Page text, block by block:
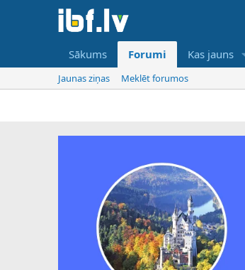
Sākums Forumi Kas jauns
Jaunas ziņas Meklēt forumos